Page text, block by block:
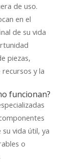
de uso.
en el
de su vida
piezas,
y la
funcionan?
vida útil, ya
o